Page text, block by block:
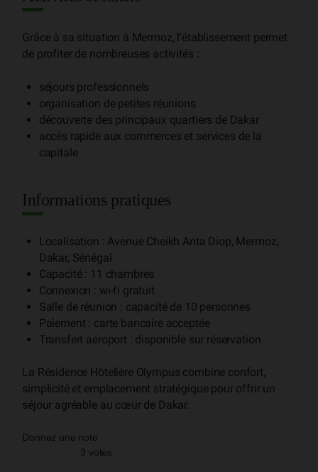
Grâce à sa situation à Mermoz, l’établissement permet
de profiter de nombreuses activités :
séjours professionnels
organisation de petites réunions
découverte des principaux quartiers de Dakar
accès rapide aux commerces et services de la
capitale
Informations pratiques
Localisation : Avenue Cheikh Anta Diop, Mermoz,
Dakar, Sénégal
Capacité : 11 chambres
Connexion : wi-fi gratuit
Salle de réunion : capacité de 10 personnes
Paiement : carte bancaire acceptée
Transfert aéroport : disponible sur réservation
La Résidence Hôtelière Olympus combine confort,
simplicité et emplacement stratégique pour offrir un
séjour agréable au cœur de Dakar.
Donnez une note
3 votes